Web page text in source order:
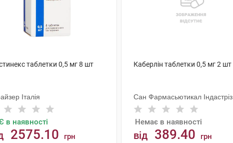
таблетки 0,5 мг 8 шт
Італія
в наявності
2575.10 грн
Каберлін таблетки 0,5 мг 2 шт
Сан Фармасьютикал Індастріз
Немає в наявності
від 389.40 грн